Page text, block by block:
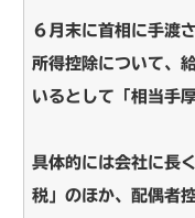
６月末に首相に手渡
所得控除について、
いるとして「相当手
具体的には会社に長
税」のほか、配偶者